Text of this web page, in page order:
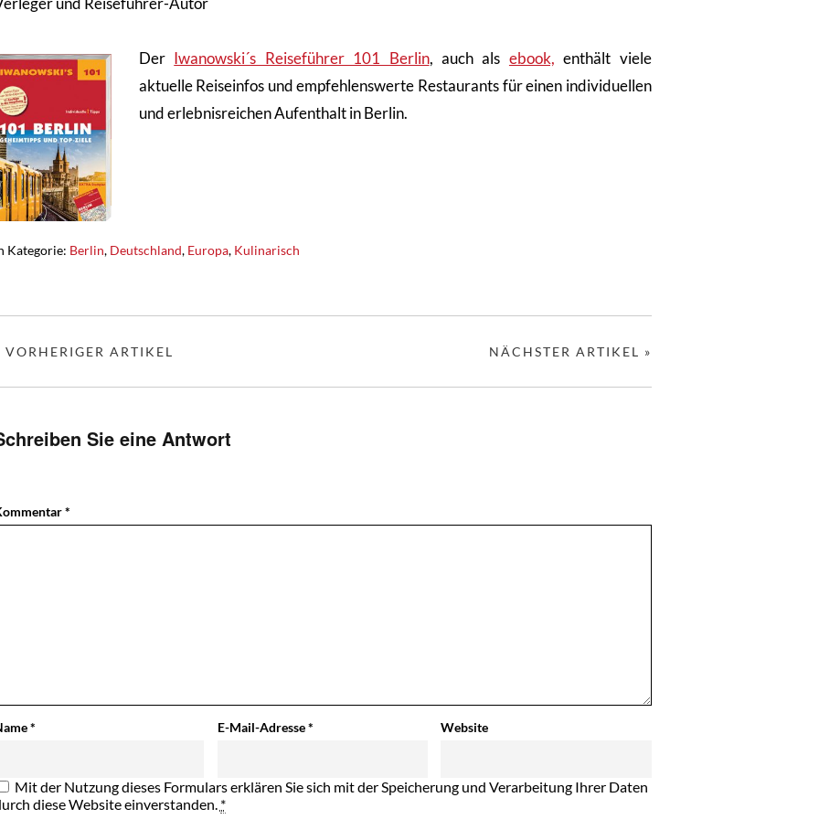
Der Iwanowski´s Reiseführer 101 Berlin, auch als ebook, enthält viele
aktuelle Reiseinfos und empfehlenswerte Restaurants für einen individuellen
und erlebnisreichen Aufenthalt in Berlin.
Kategorie: Berlin, Deutschland, Europa, Kulinarisch
NÄCHSTER ARTIKEL »
VORHERIGER ARTIKEL
Sie eine Antwort
*
* E-Mail-Adresse* Website
Mit der Nutzung dieses Formulars erklären Sie sich mit der Speicherung und Verarbeitung Ihrer Daten
diese Website einverstanden. *